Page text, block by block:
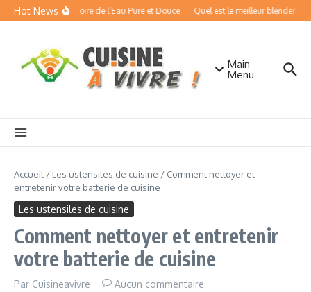
Aller au contenu
Hot Newsd’Eau : Boire de l’Eau Pure et Douce Quel est le meilleur blender
Main
Menu
Accueil / Les ustensiles de cuisine / Comment nettoyer et
entretenir votre batterie de cuisine
Les ustensiles de cuisine
Comment nettoyer et entretenir
votre batterie de cuisine
Par Cuisineavivre
Aucun commentaire